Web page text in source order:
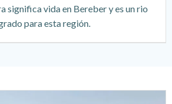
significa vida en Bereber y es un rio
para esta región.